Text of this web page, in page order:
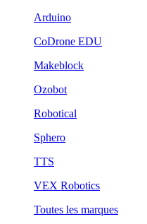
Arduino
CoDrone EDU
Makeblock
Ozobot
Robotical
Sphero
TTS
VEX Robotics
Toutes les marques